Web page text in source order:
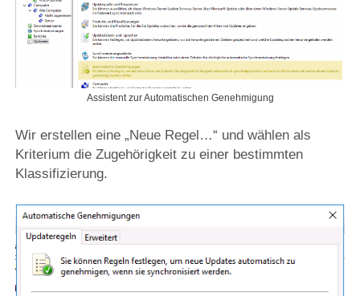
Assistent zur Automatischen Genehmigung
Wir erstellen eine „Neue Regel…“ und wählen als
Kriterium die Zugehörigkeit zu einer bestimmten
Klassifizierung.